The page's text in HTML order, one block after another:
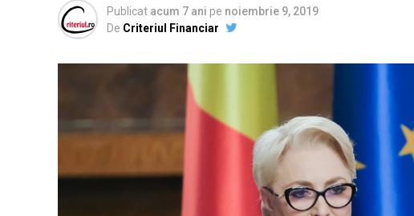
Publicat acum 7 ani pe noiembrie 9, 2019
De Criteriul Financiar